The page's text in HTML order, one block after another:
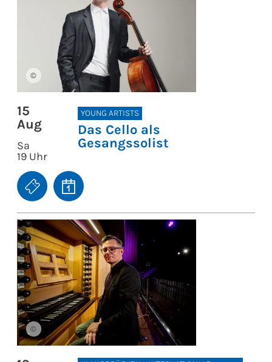
©
15
Aug
Sa
19 Uhr
YOUNG ARTISTS
Das Cello als
Gesangssolist
©